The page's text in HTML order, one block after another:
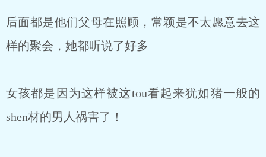
后面都是他们父母在照顾，常颖是不太愿意去这
样的聚会，她都听说了好多
女孩都是因为这样被这tou看起来犹如猪一般的
shen材的男人祸害了！